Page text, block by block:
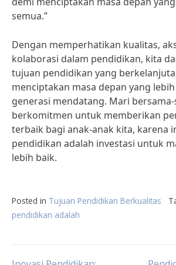
semua.”
Dengan memperhatikan kualitas,
kolaborasi dalam pendidikan, kita
tujuan pendidikan yang
menciptakan masa depan yang
generasi mendatang. Mari bersama-
berkomitmen untuk memberikan
terbaik bagi anak-anak kita, karena
pendidikan adalah investasi untuk
lebih baik.
Posted in Tujuan Pendidikan Berkualitas
pendidikan adalah